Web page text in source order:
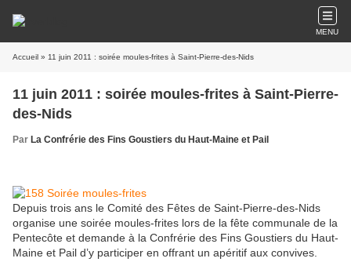
MENU
Accueil » 11 juin 2011 : soirée moules-frites à Saint-Pierre-des-Nids
11 juin 2011 : soirée moules-frites à Saint-Pierre-
des-Nids
Par La Confrérie des Fins Goustiers du Haut-Maine et Pail
Depuis trois ans le Comité des Fêtes de Saint-Pierre-des-Nids
organise une soirée moules-frites lors de la fête communale de la
Pentecôte et demande à la Confrérie des Fins Goustiers du Haut-
Maine et Pail d’y participer en offrant un apéritif aux convives.